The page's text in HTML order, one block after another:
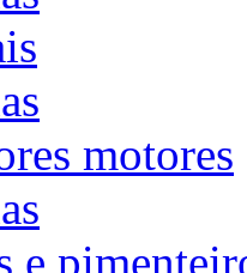
motores
e